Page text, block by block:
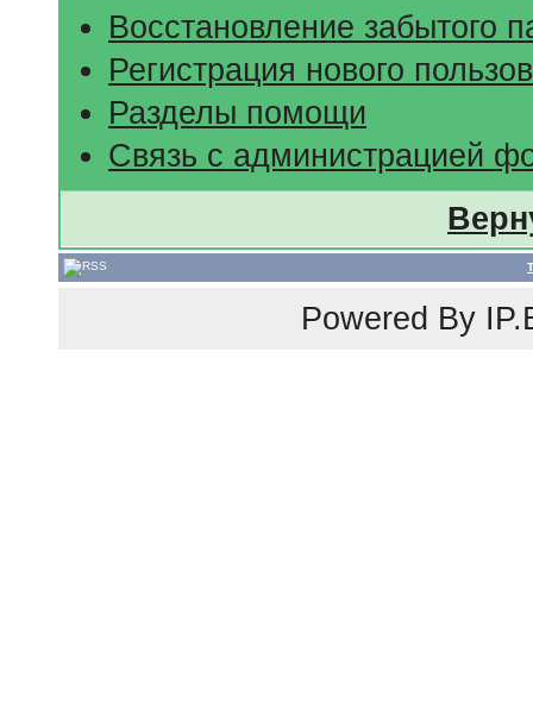
Восстановление забытого
Регистрация нового
Разделы помощи
Связь с администрацией
Powered By